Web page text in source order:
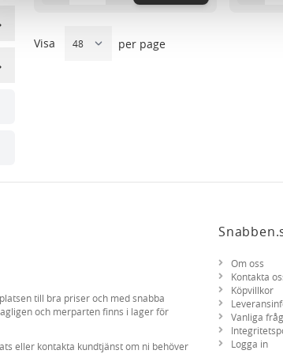
annan information som du har tillhandahållit eller
Visa per page
till bra priser och med snabba
och merparten finns i lager för
eller kontakta kundtjänst om ni behöver
Om oss
Kontakta
Köpvillkor
Vanliga
Logga in